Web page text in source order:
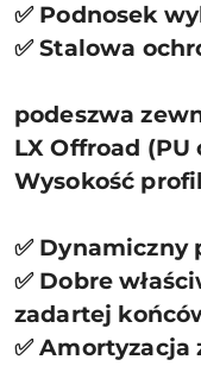
✅ Podnosek
✅ Stalowa
podeszwa
LX Offroad
Wysokość
✅
✅ Dobre
zadartej
✅